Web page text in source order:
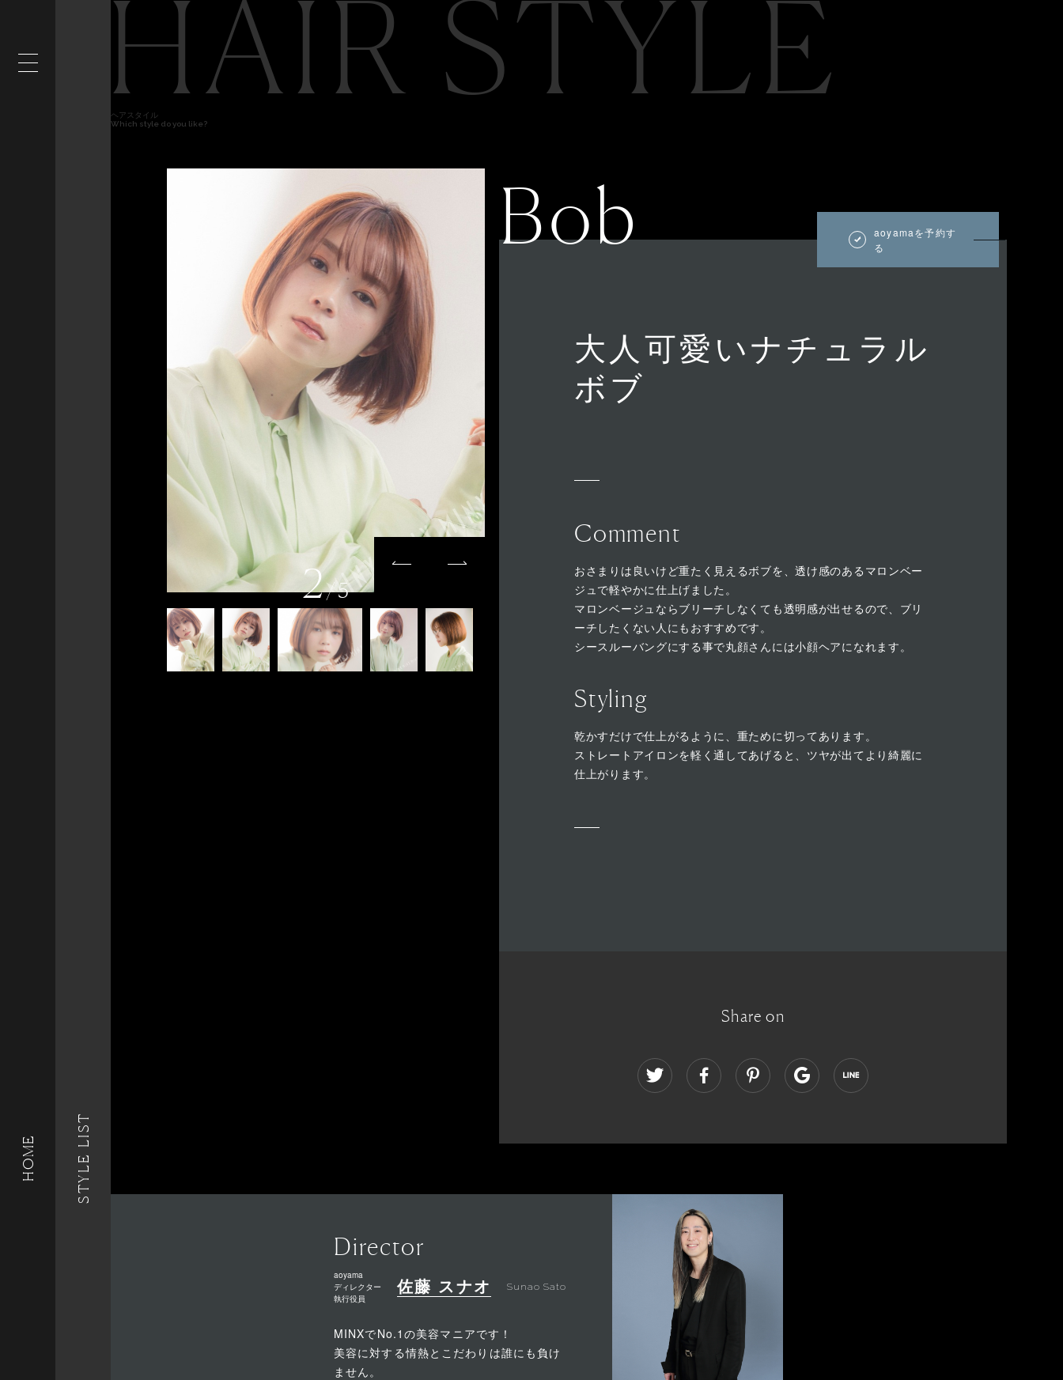
HOME STYLE LIST
HAIR STYLE
ヘアスタイル
Which style do you like?
2/5
Bob
aoyamaを予約す
る
大人可愛いナチュラル
ボブ
Comment
おさまりは良いけど重たく見えるボブを、透け感のあるマロンベー
ジュで軽やかに仕上げました。
マロンベージュならブリーチしなくても透明感が出せるので、ブリ
ーチしたくない人にもおすすめです。
シースルーバングにする事で丸顔さんには小顔ヘアになれます。
Styling
乾かすだけで仕上がるように、重ために切ってあります。
ストレートアイロンを軽く通してあげると、ツヤが出てより綺麗に
仕上がります。
Share on
Director
aoyama
ディレクター
執行役員
佐藤 スナオ Sunao Sato
MINXでNo.1の美容マニアです！
美容に対する情熱とこだわりは誰にも負け
ません。